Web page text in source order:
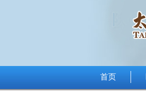
首页